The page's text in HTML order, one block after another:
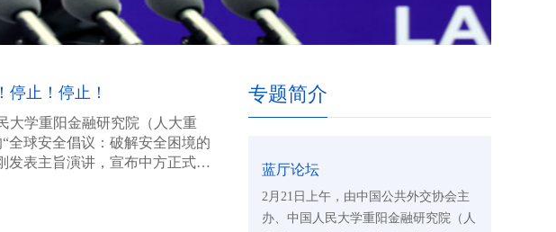
止！停止！
大学重阳金融研究院（人大重
全球安全倡议：破解安全困境的
发表主旨演讲，宣布中方正式发
专题简介
蓝厅论坛
2月21日上午，由中国公共外交协会主
办、中国人民大学重阳金融研究院（人